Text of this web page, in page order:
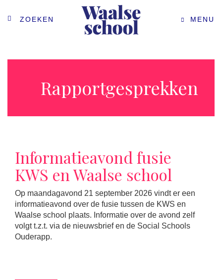
ZOEKEN MENU
Rapportgesprekken
Informatieavond fusie
KWS en Waalse school
Op maandagavond 21 september 2026 vindt er een
informatieavond over de fusie tussen de KWS en
Waalse school plaats. Informatie over de avond zelf
volgt t.z.t. via de nieuwsbrief en de Social Schools
Ouderapp.